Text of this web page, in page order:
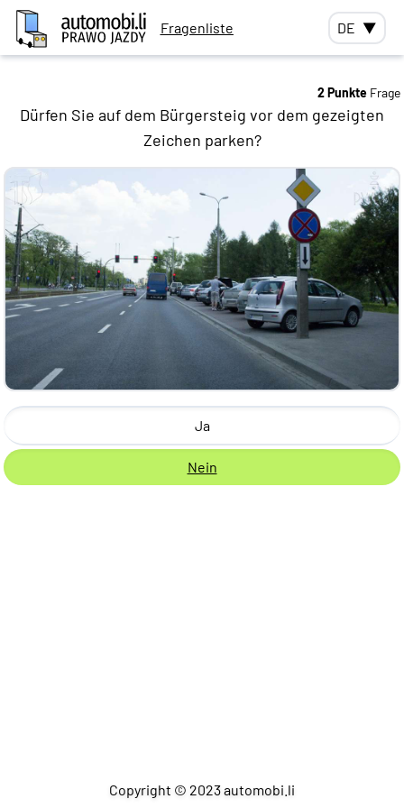
Fragenliste DE ▼
2 Punkte Frage
Dürfen Sie auf dem Bürgersteig vor dem gezeigten
Zeichen parken?
Ja
Nein
Copyright © 2023 automobi.li